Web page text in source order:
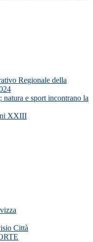
Regionale della
natura e sport incontrano la
XXIII
Città